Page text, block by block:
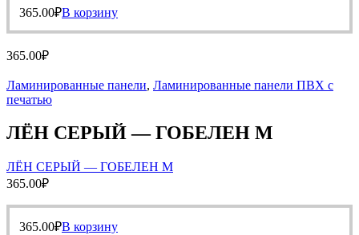
365.00₽В корзину
365.00₽
Ламинированные панели, Ламинированные панели ПВХ с
печатью
ЛЁН СЕРЫЙ — ГОБЕЛЕН М
ЛЁН СЕРЫЙ — ГОБЕЛЕН М
365.00₽
365.00₽В корзину